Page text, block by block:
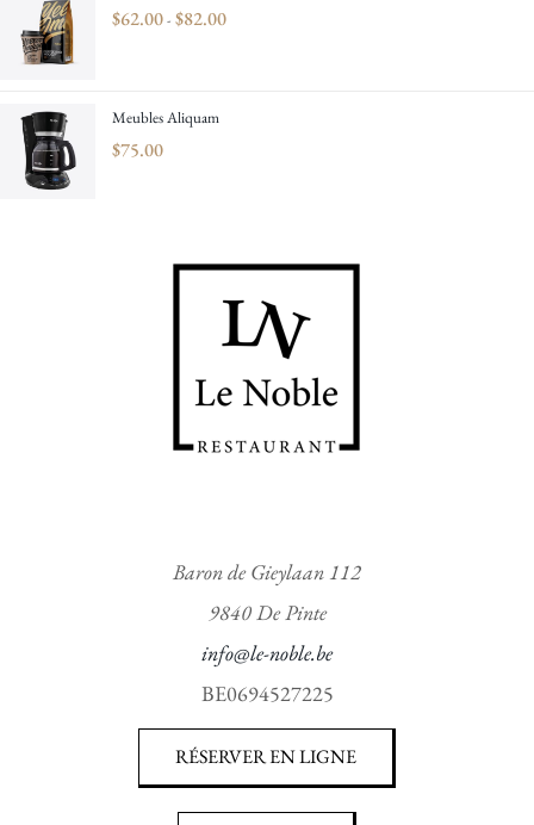
$62.00- $82.00
Meubles Aliquam
$75.00
Baron de Gieylaan 112
9840 De Pinte
info@le-noble.be
BE0694527225
RÉSERVER EN LIGNE